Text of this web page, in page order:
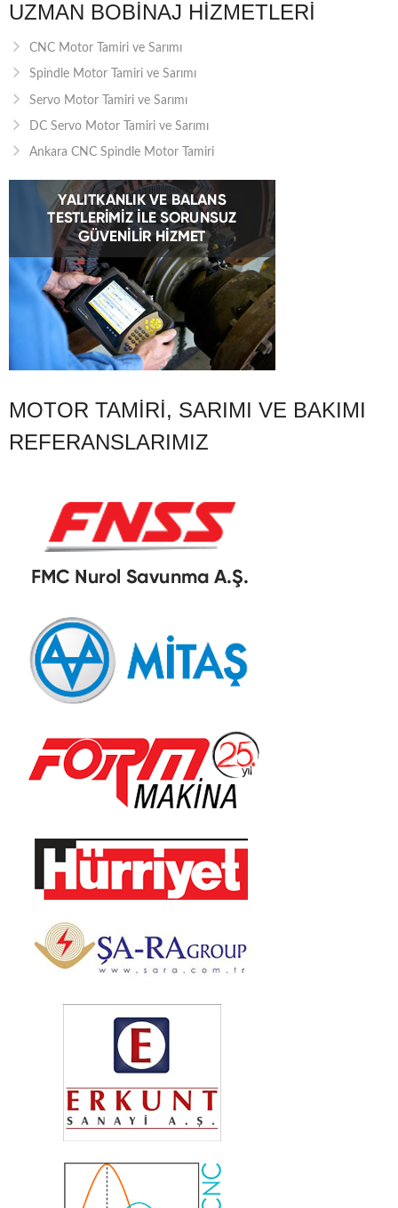
UZMAN BOBINAJ HIZMETLERI
CNC Motor Tamiri ve Sarımı
Spindle Motor Tamiri ve Sarımı
Servo Motor Tamiri ve Sarımı
DC Servo Motor Tamiri ve Sarımı
Ankara CNC Spindle Motor Tamiri
MOTOR TAMIRI, SARIMI VE BAKIMI
REFERANSLARIMIZ